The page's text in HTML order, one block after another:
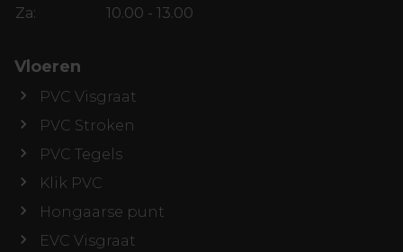
Za:
10.00 - 13.00
Vloeren
PVC Visgraat
PVC Stroken
PVC Tegels
Klik PVC
Hongaarse punt
EVC Visgraat